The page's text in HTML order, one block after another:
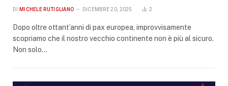
DI MICHELE RUTIGLIANO DICEMBRE 20, 2025 2
Dopo oltre ottant’anni di pax europea, improvvisamente
scopriamo che il nostro vecchio continente non è più al sicuro.
Non solo…